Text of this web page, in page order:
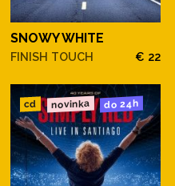
SNOWY WHITE
FINISH TOUCH € 22
cd novinka do 24h